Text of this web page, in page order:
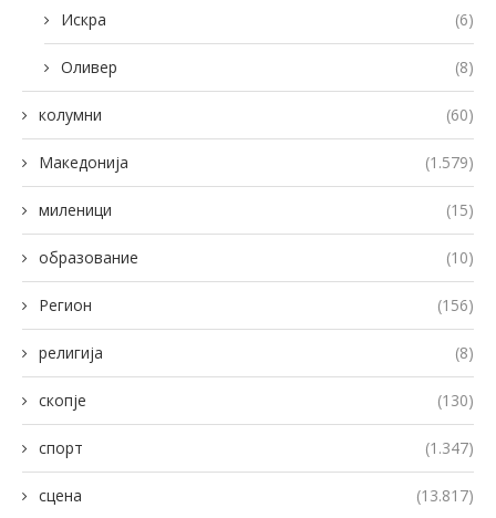
Искра (6)
Оливер (8)
колумни (60)
Македонија (1.579)
миленици (15)
образование (10)
Регион (156)
религија (8)
скопје (130)
спорт (1.347)
сцена (13.817)